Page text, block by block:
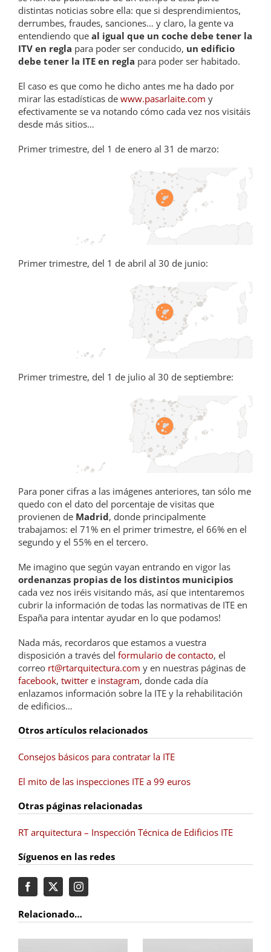
distintas noticias sobre ella: que si desprendimientos,
derrumbes, fraudes, sanciones… y claro, la gente va
entendiendo que al igual que un coche debe tener la
ITV en regla para poder ser conducido, un edificio
debe tener la ITE en regla para poder ser habitado.
El caso es que como he dicho antes me ha dado por
mirar las estadísticas de www.pasarlaite.com y
efectivamente se va notando cómo cada vez nos visitáis
desde más sitios…
Primer trimestre, del 1 de enero al 31 de marzo:
Primer trimestre, del 1 de abril al 30 de junio:
Primer trimestre, del 1 de julio al 30 de septiembre:
Para poner cifras a las imágenes anteriores, tan sólo me
quedo con el dato del porcentaje de visitas que
provienen de Madrid, donde principalmente
trabajamos: el 71% en el primer trimestre, el 66% en el
segundo y el 55% en el tercero.
Me imagino que según vayan entrando en vigor las
ordenanzas propias de los distintos municipios
cada vez nos iréis visitando más, así que intentaremos
cubrir la información de todas las normativas de ITE en
España para intentar ayudar en lo que podamos!
Nada más, recordaros que estamos a vuestra
disposición a través del formulario de contacto, el
correo rt@rtarquitectura.com y en nuestras páginas de
facebook, twittere instagram, donde cada día
enlazamos información sobre la ITE y la rehabilitación
de edificios…
Otros artículos relacionados
Consejos básicos para contratar la ITE
El mito de las inspecciones ITE a 99 euros
Otras páginas relacionadas
RT arquitectura – Inspección Técnica de Edificios ITE
Síguenos en las redes
Relacionado…